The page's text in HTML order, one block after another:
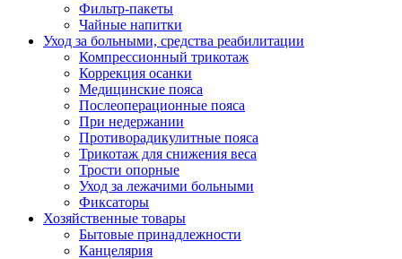
Фильтр-пакеты
Чайные напитки
Уход за больными, средства реабилитации
Компрессионный трикотаж
Коррекция осанки
Медицинские пояса
Послеоперационные пояса
При недержании
Противорадикулитные пояса
Трикотаж для снижения веса
Трости опорные
Уход за лежачими больными
Фиксаторы
Хозяйственные товары
Бытовые принадлежности
Канцелярия